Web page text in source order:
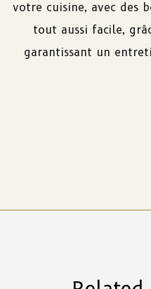
votre cuisine, avec des
tout aussi facile,
garantissant un